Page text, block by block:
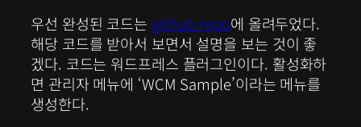
우선 완성된 코드는 github repo에 올려두었다.
해당 코드를 받아서 보면서 설명을 보는 것이 좋
겠다. 코드는 워드프레스 플러그인이다. 활성화하
면 관리자 메뉴에 ‘WCM Sample’이라는 메뉴를
생성한다.